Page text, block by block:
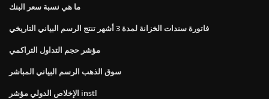
ما هي نسبة سعر البنك
فاتورة سندات الخزانة لمدة 3 أشهر تنتج الرسم البياني التاريخي
مؤشر حجم التداول التراكمي
سوق الذهب الرسم البياني المباشر
الإخلاص الدولي مؤشر instl